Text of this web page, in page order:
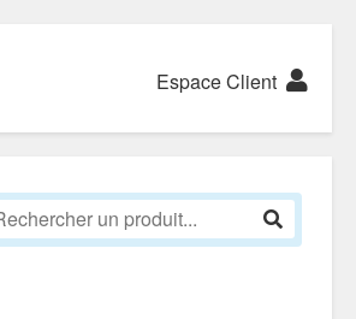
Espace Client